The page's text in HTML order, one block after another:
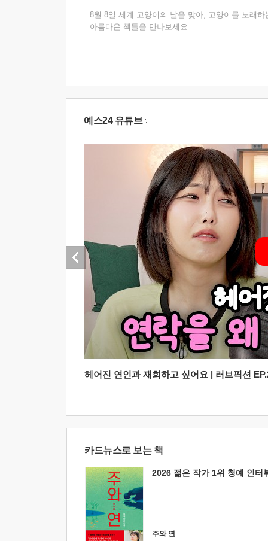
8월 8일 세계 고양이의 날을 맞아, 고양이를 노래하
아름다운 책들을 만나보세요.
예스24 유튜브
헤어진 연인과 재회하고 싶어요 | 러브픽션
카드뉴스로 보는 책
2026 젊은 작가 1위 청예 인터
주와 연